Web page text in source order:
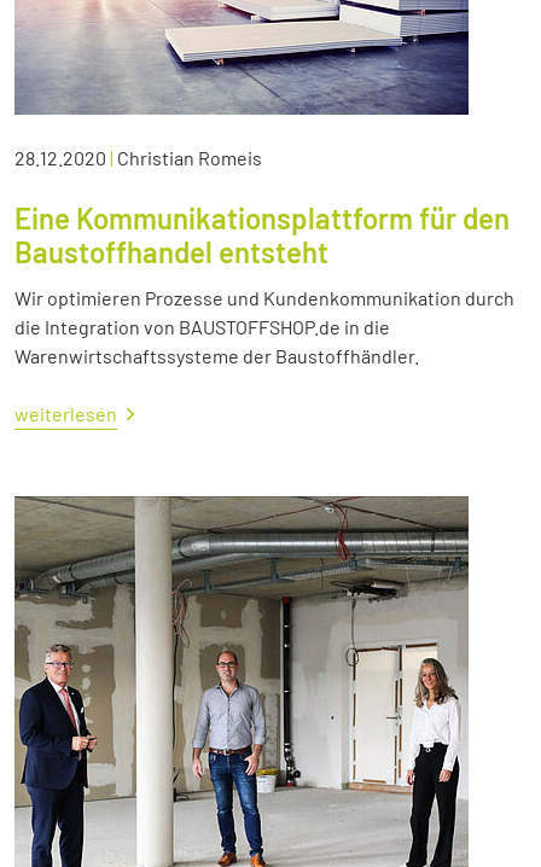
28.12.2020 | Christian Romeis
Eine Kommunikationsplattform für den
Baustoffhandel entsteht
Wir optimieren Prozesse und Kundenkommunikation durch
die Integration von BAUSTOFFSHOP.de in die
Warenwirtschaftssysteme der Baustoffhändler.
weiterlesen